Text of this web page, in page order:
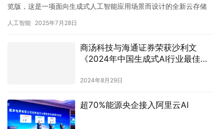
览版，这是一项面向生成式人工智能应用场景而设计的全新云存储
人工智能 2025年7月28日
商汤科技与海通证券荣获沙利文
《2024年中国生成式AI行业最佳应
2024年8月29日
超70%能源央企接入阿里云AI